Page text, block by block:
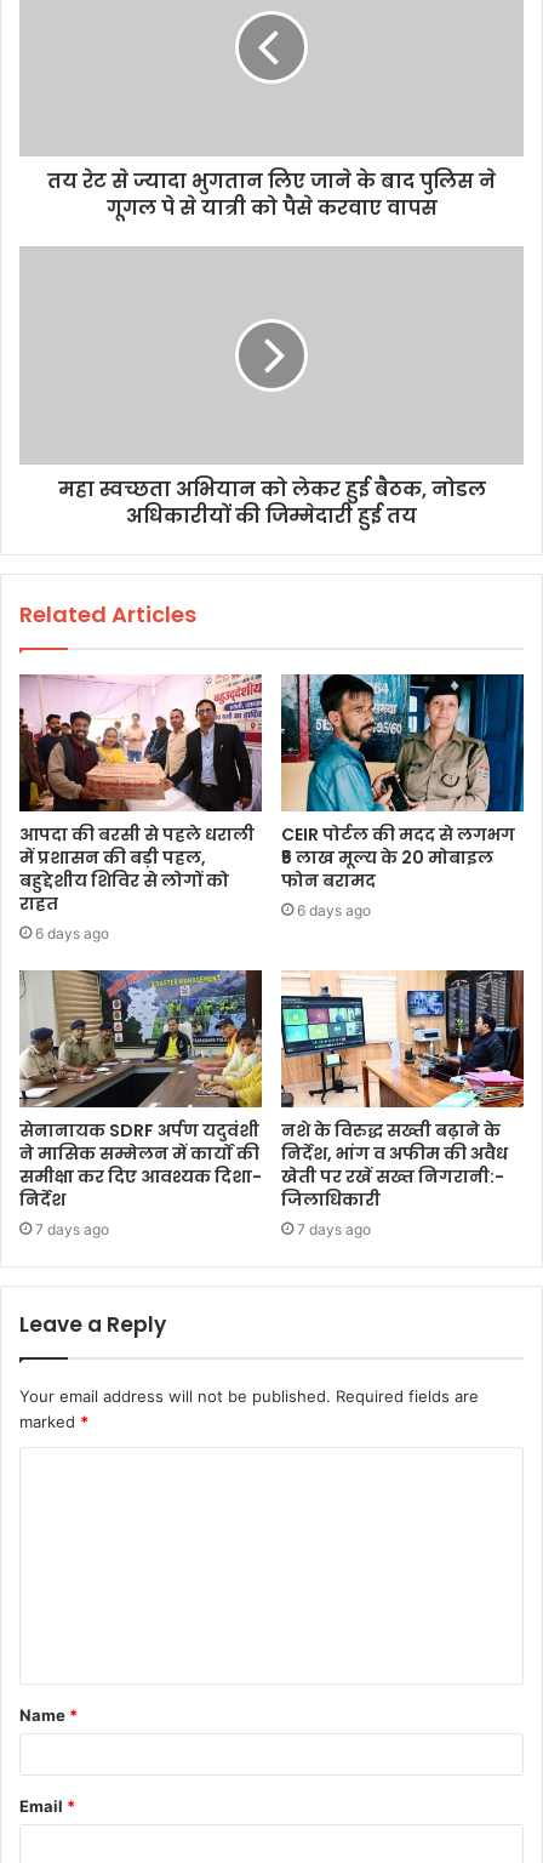
तय रेट से ज्यादा भुगतान लिए जाने के बाद पुलिस ने
गूगल पे से यात्री को पैसे करवाए वापस
महा स्वच्छता अभियान को लेकर हुई बैठक, नोडल
अधिकारीयों की जिम्मेदारी हुई तय
Related Articles
आपदा की बरसी से पहले धराली
में प्रशासन की बड़ी पहल,
बहुद्देशीय शिविर से लोगों को
राहत
6 days ago
CEIR पोर्टल की मदद से लगभग
₹5 लाख मूल्य के 20 मोबाइल
फोन बरामद
6 days ago
सेनानायक SDRF अर्पण यदुवंशी
ने मासिक सम्मेलन में कार्यों की
समीक्षा कर दिए आवश्यक दिशा-
निर्देश
7 days ago
नशे के विरुद्ध सख्ती बढ़ाने के
निर्देश, भांग व अफीम की अवैध
खेती पर रखें सख्त निगरानी:-
जिलाधिकारी
7 days ago
Leave a Reply
Your email address will not be published. Required fields are
marked *
t
*
Name *
Email *